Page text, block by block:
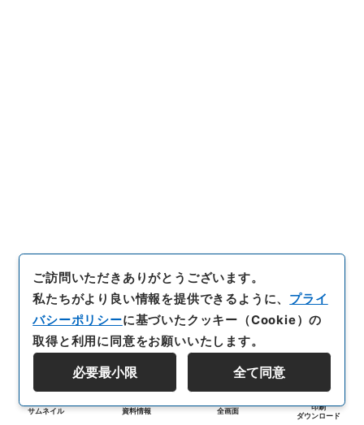
サムネイル 資料情報 全画面
印刷
ダウンロード
ご訪問いただきありがとうございます。
私たちがより良い情報を提供できるように、 プライ
バシーポリシーに基づいたクッキー（Cookie）の
取得と利用に同意をお願いいたします。
必要最小限 全て同意